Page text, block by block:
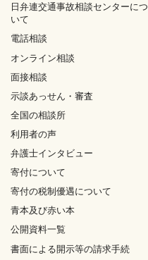
日弁連交通事故相談センターにつ
いて
電話相談
オンライン相談
面接相談
示談あっせん・審査
全国の相談所
利用者の声
弁護士インタビュー
寄付について
寄付の税制優遇について
青本及び赤い本
公開資料一覧
書面による開示等の請求手続